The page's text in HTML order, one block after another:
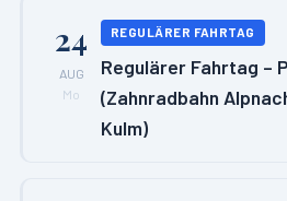
24
AUG
Mo
REGULÄRER FAHRTAG
Regulärer Fahrtag –
(Zahnradbahn
Kulm)